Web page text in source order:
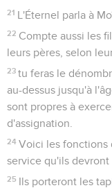
21 L'Éternel parla à
22 Compte aussi les
leurs pères, selon
23 tu feras le
au-dessus jusqu'à
sont propres à
d'assignation.
24 Voici les fonctions
service qu'ils
25 Ils porteront les